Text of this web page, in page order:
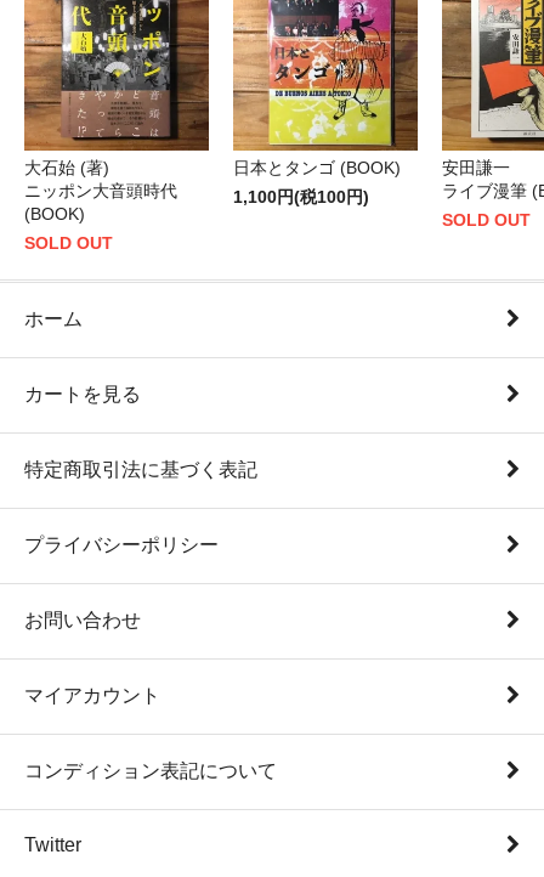
大石始 (著)
ニッポン大音頭時代
(BOOK)
SOLD OUT
日本とタンゴ (BOOK)
1,100円(税100円)
安田謙一
ライブ漫筆
SOLD OUT
ホーム
カートを見る
特定商取引法に基づく表記
プライバシーポリシー
お問い合わせ
マイアカウント
コンディション表記について
Twitter